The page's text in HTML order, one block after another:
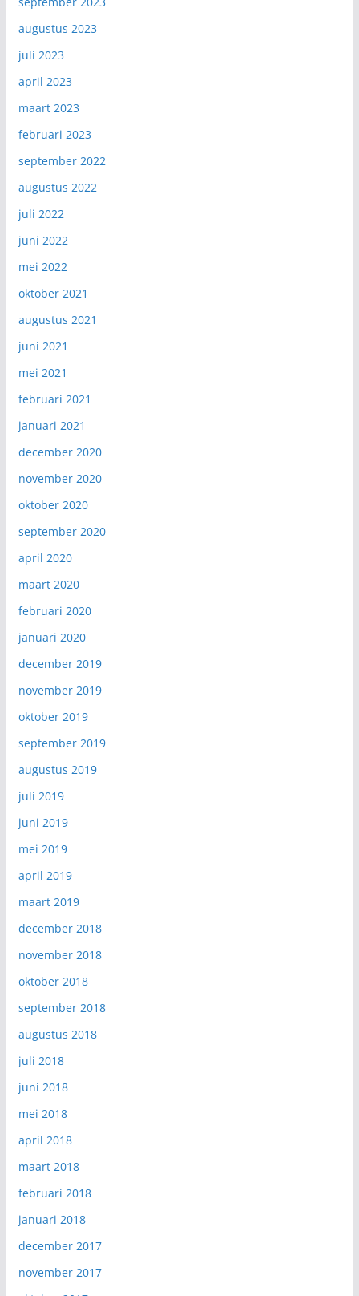
augustus 2023
juli 2023
april 2023
maart 2023
februari 2023
september 2022
augustus 2022
juli 2022
juni 2022
mei 2022
oktober 2021
augustus 2021
juni 2021
mei 2021
februari 2021
januari 2021
december 2020
november 2020
oktober 2020
september 2020
april 2020
maart 2020
februari 2020
januari 2020
december 2019
november 2019
oktober 2019
september 2019
augustus 2019
juli 2019
juni 2019
mei 2019
april 2019
maart 2019
december 2018
november 2018
oktober 2018
september 2018
augustus 2018
juli 2018
juni 2018
mei 2018
april 2018
maart 2018
februari 2018
januari 2018
december 2017
november 2017